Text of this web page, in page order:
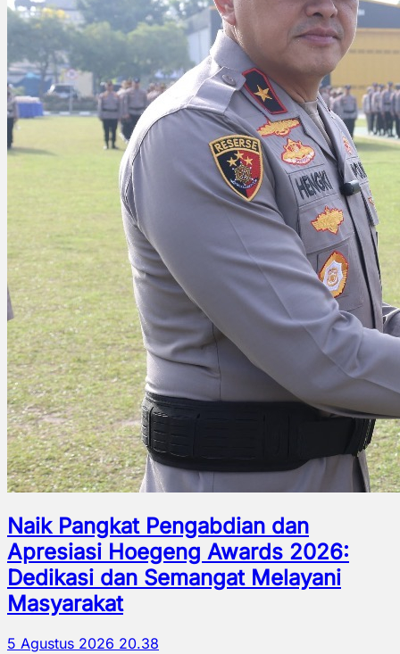
Naik Pangkat Pengabdian dan
Apresiasi Hoegeng Awards 2026:
Dedikasi dan Semangat Melayani
Masyarakat
5 Agustus 2026 20.38